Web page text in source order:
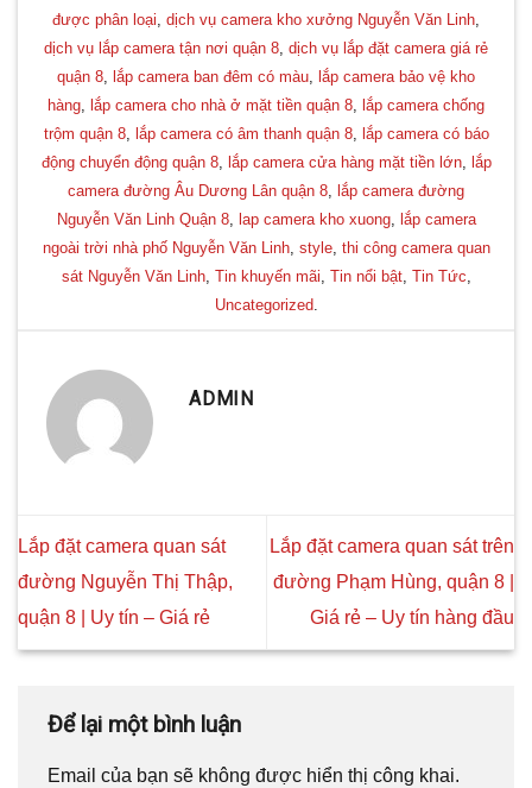
được phân loại dịch vụ camera kho xưởng Nguyễn Văn Linh
dịch vụ lắp camera tận nơi quận 8 dịch vụ lắp đặt camera giá rẻ
quận 8
lắp camera ban đêm có màu
lắp camera bảo vệ kho
hàng
lắp camera cho nhà ở mặt tiền quận 8
lắp camera chống
trộm quận 8, lắp camera có âm thanh quận 8,
lắp camera có báo
động chuyển động quận 8, lắp camera cửa hàng mặt tiền lớn,
lắp
camera đường Âu Dương Lân quận 8
lắp camera đường
Nguyễn Văn Linh Quận 8, lap camera kho xuong,
lắp camera
ngoài trời nhà phố Nguyễn Văn Linh, style, thi công camera quan
sát Nguyễn Văn Linh, Tin khuyến mãi Tin nổi bật, Tin Tức
Uncategorized
ADMIN
Lắp đặt camera quan sát
đường Nguyễn Thị Thập,
quận 8 | Uy tín – Giá rẻ
Lắp đặt camera quan sát trên
đường Phạm Hùng, quận 8 |
Giá rẻ – Uy tín hàng đầu
Để lại một bình luận
Email của bạn sẽ không được hiển thị công khai.